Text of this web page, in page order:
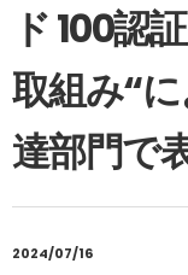
ド 100認
取組み“
達部門で
2024/07/16